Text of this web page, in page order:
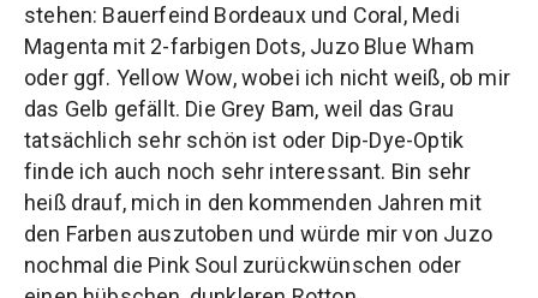
stehen: Bauerfeind Bordeaux und Coral, Medi
Magenta mit 2-farbigen Dots, Juzo Blue Wham
oder ggf. Yellow Wow, wobei ich nicht weiß, ob mir
das Gelb gefällt. Die Grey Bam, weil das Grau
tatsächlich sehr schön ist oder Dip-Dye-Optik
finde ich auch noch sehr interessant. Bin sehr
heiß drauf, mich in den kommenden Jahren mit
den Farben auszutoben und würde mir von Juzo
nochmal die Pink Soul zurückwünschen oder